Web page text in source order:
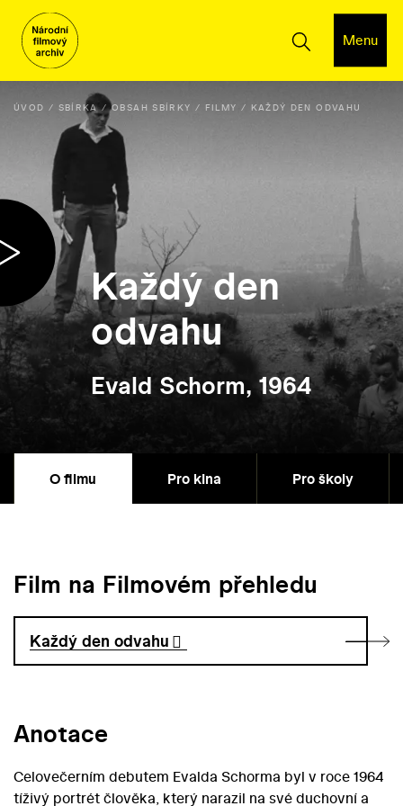
Menu
ÚVOD SBÍRKA OBSAH SBÍRKY FILMY KAŽDÝ DEN ODVAHU
Každý den
odvahu
Evald Schorm, 1964
O filmu Pro kina Pro školy
Film na Filmovém přehledu
Každý den odvahu
Anotace
Celovečerním debutem Evalda Schorma byl v roce 1964
tíživý portrét člověka, který narazil na své duchovní a